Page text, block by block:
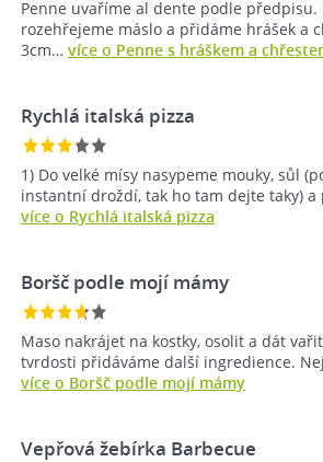
Penne uvaříme al dente podle předpisu.
rozehřejeme máslo a přidáme hrášek a
3cm… více o Penne s hráškem a
Rychlá italská pizza
1) Do velké mísy nasypeme mouky, sůl
instantní droždí, tak ho tam dejte taky) a
více o Rychlá italská pizza
Boršč podle mojí mámy
Maso nakrájet na kostky, osolit a dát
tvrdosti přidáváme další ingredience.
více o Boršč podle mojí mámy
Vepřová žebírka Barbecue